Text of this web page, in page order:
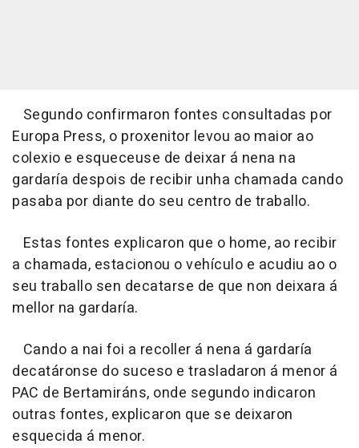
Segundo confirmaron fontes consultadas por
Europa Press, o proxenitor levou ao maior ao
colexio e esqueceuse de deixar á nena na
gardaría despois de recibir unha chamada cando
pasaba por diante do seu centro de traballo.
Estas fontes explicaron que o home, ao recibir
a chamada, estacionou o vehículo e acudiu ao o
seu traballo sen decatarse de que non deixara á
mellor na gardaría.
Cando a nai foi a recoller á nena á gardaría
decatáronse do suceso e trasladaron á menor á
PAC de Bertamiráns, onde segundo indicaron
outras fontes, explicaron que se deixaron
esquecida á menor.